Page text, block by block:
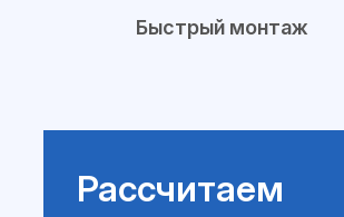
Быстрый монтаж
Рассчитаем